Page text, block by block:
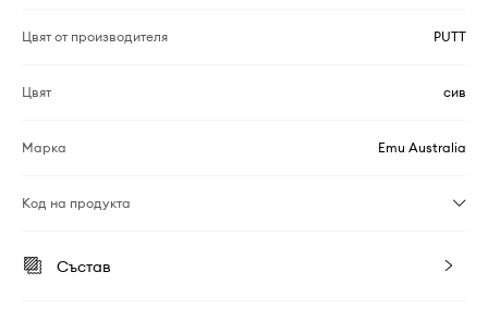
Цвят от производителя PUTT
Цвят сив
Марка Emu Australia
Код на продукта
Състав